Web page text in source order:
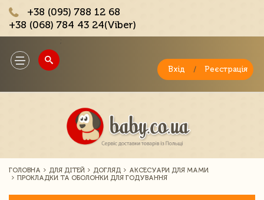
+38 (095) 788 12 68
+38 (068) 784 43 24(Viber)
Toggle
navigation
Вхід / Реєстрація
ГОЛОВНА ДЛЯ ДІТЕЙ ДОГЛЯД
АКСЕСУАРИ ДЛЯ МАМИ
ПРОКЛАДКИ ТА ОБОЛОНКИ ДЛЯ ГОДУВАННЯ